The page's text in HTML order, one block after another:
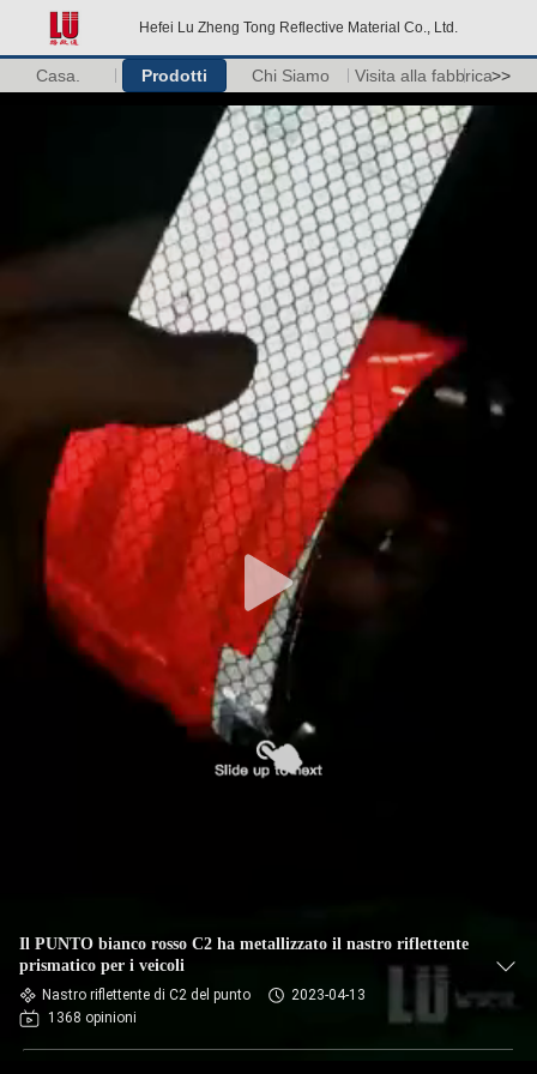
Hefei Lu Zheng Tong Reflective Material Co., Ltd.
Casa. Prodotti Chi Siamo Visita alla fabbrica>>
Il PUNTO bianco rosso C2 ha metallizzato il nastro riflettente
prismatico per i veicoli
Nastro riflettente di C2 del punto
2023-04-13
1368 opinioni